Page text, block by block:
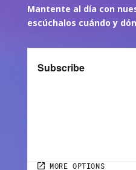
Mantente al día con
escúchalos cuándo y